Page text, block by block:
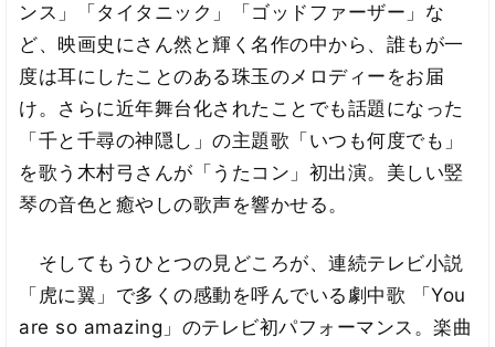
ンス」「タイタニック」「ゴッドファーザー」な
ど、映画史にさん然と輝く名作の中から、誰もが一
度は耳にしたことのある珠玉のメロディーをお届
け。さらに近年舞台化されたことでも話題になった
「千と千尋の神隠し」の主題歌「いつも何度でも」
を歌う木村弓さんが「うたコン」初出演。美しい竪
琴の音色と癒やしの歌声を響かせる。
そしてもうひとつの見どころが、連続テレビ小説
「虎に翼」で多くの感動を呼んでいる劇中歌 「You
are so amazing」のテレビ初パフォーマンス。楽曲